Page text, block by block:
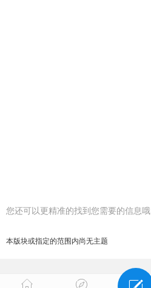
您还可以更精准的找到您需要的信息哦
本版块或指定的范围内尚无主题